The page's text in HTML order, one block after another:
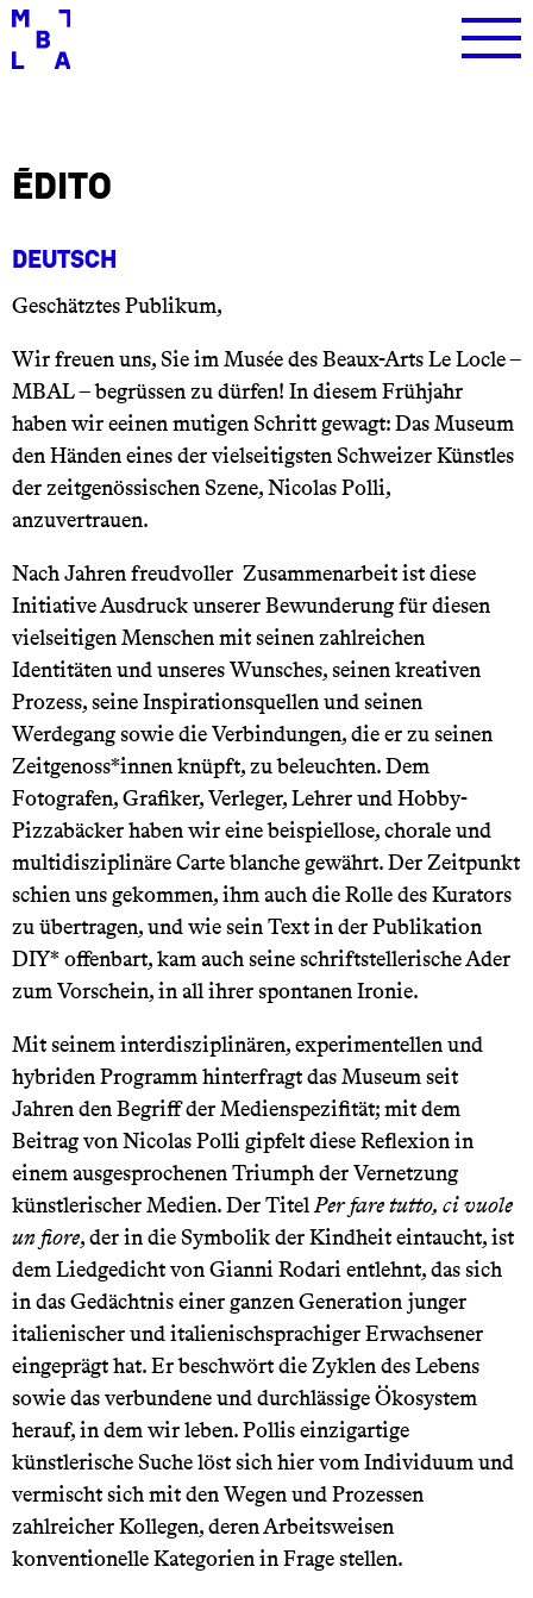
Édito
Deutsch
Geschätztes Publikum,
Wir freuen uns, Sie im Musée des Beaux-Arts Le Locle –
MBAL – begrüssen zu dürfen! In diesem Frühjahr
haben wir eeinen mutigen Schritt gewagt: Das Museum
den Händen eines der vielseitigsten Schweizer Künstles
der zeitgenössischen Szene, Nicolas Polli,
anzuvertrauen.
Nach Jahren freudvoller Zusammenarbeit ist diese
Initiative Ausdruck unserer Bewunderung für diesen
vielseitigen Menschen mit seinen zahlreichen
Identitäten und unseres Wunsches, seinen kreativen
Prozess, seine Inspirationsquellen und seinen
Werdegang sowie die Verbindungen, die er zu seinen
Zeitgenoss*innen knüpft, zu beleuchten. Dem
Fotografen, Grafiker, Verleger, Lehrer und Hobby-
Pizzabäcker haben wir eine beispiellose, chorale und
multidisziplinäre Carte blanche gewährt. Der Zeitpunkt
schien uns gekommen, ihm auch die Rolle des Kurators
zu übertragen, und wie sein Text in der Publikation
DIY* offenbart, kam auch seine schriftstellerische Ader
zum Vorschein, in all ihrer spontanen Ironie.
Mit seinem interdisziplinären, experimentellen und
hybriden Programm hinterfragt das Museum seit
Jahren den Begriff der Medienspezifität; mit dem
Beitrag von Nicolas Polli gipfelt diese Reflexion in
einem ausgesprochenen Triumph der Vernetzung
künstlerischer Medien. Der TitelPer fare tutto, ci vuole
un fiore, der in die Symbolik der Kindheit eintaucht, ist
dem Liedgedicht von Gianni Rodari entlehnt, das sich
in das Gedächtnis einer ganzen Generation junger
italienischer und italienischsprachiger Erwachsener
eingeprägt hat. Er beschwört die Zyklen des Lebens
sowie das verbundene und durchlässige Ökosystem
herauf, in dem wir leben. Pollis einzigartige
künstlerische Suche löst sich hier vom Individuum und
vermischt sich mit den Wegen und Prozessen
zahlreicher Kollegen, deren Arbeitsweisen
konventionelle Kategorien in Frage stellen.